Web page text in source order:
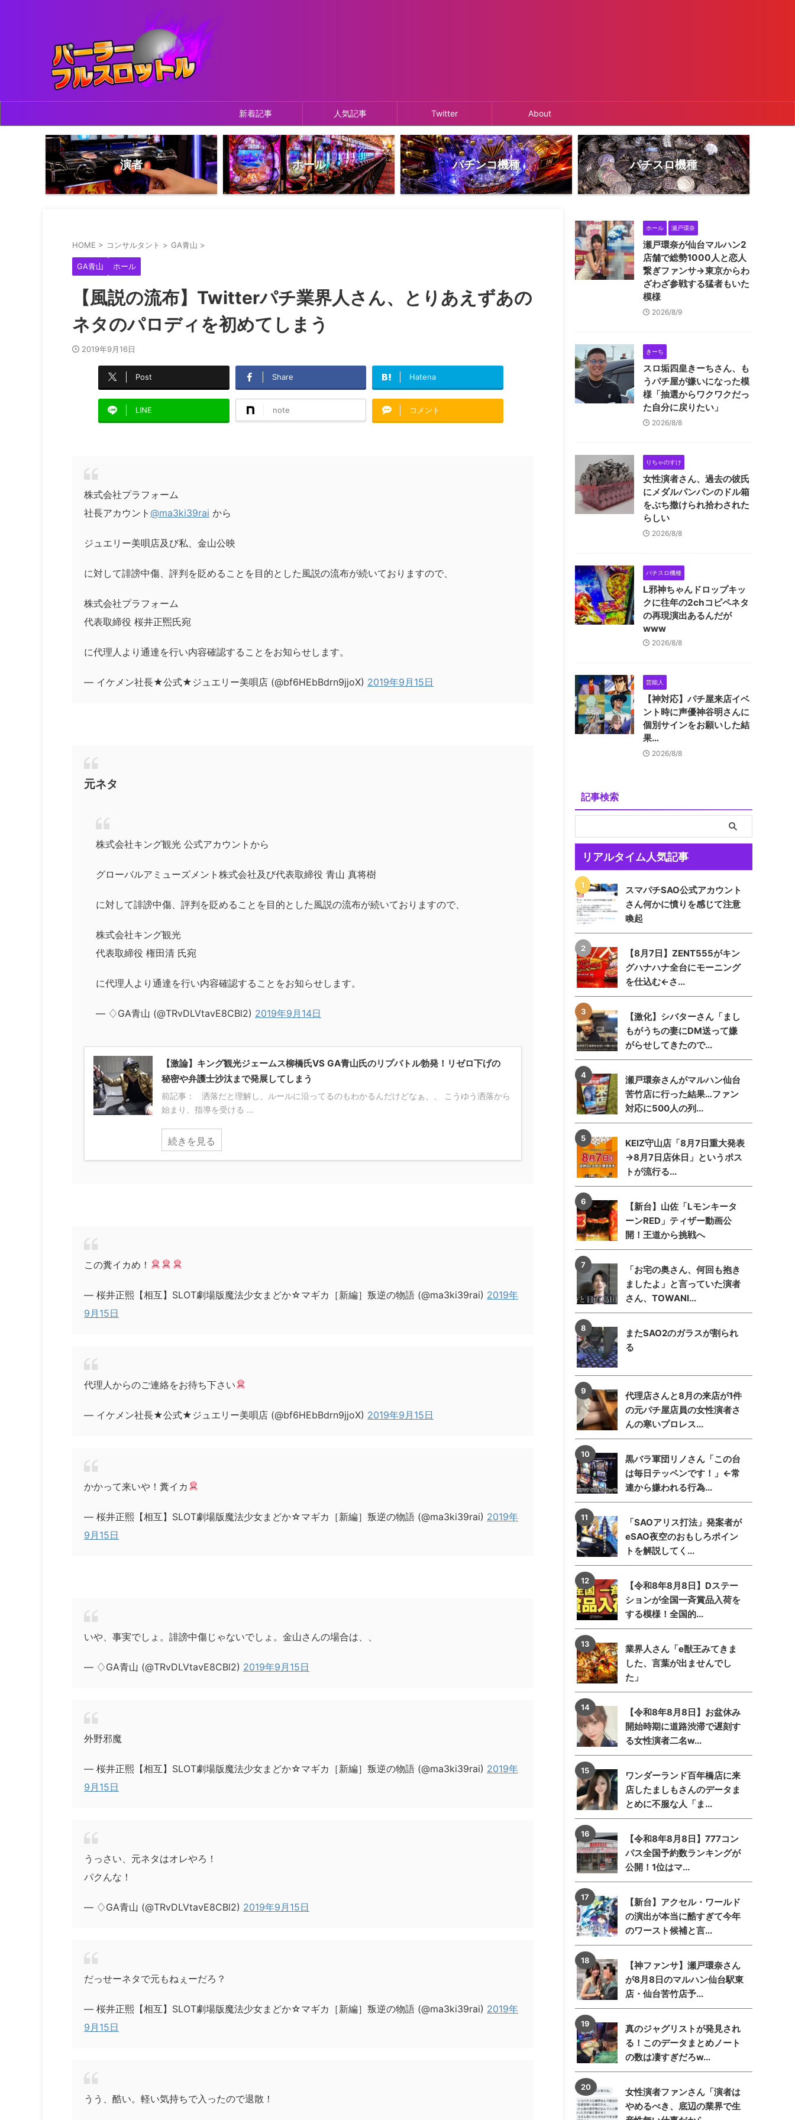
新着記事 人気記事 Twitter About
演者 ホール パチンコ機種 パチスロ機種
HOME > コンサルタント > GA青山 >
GA青山 ホール
【風説の流布】Twitterパチ業界人さん、とりあえずあの
ネタのパロディを初めてしまう
2019年9月16日
Post Share Hatena
LINE note コメント
株式会社プラフォーム
社長アカウント @ma3ki39rai から
ジュエリー美唄店及び私、金山公映
に対して誹謗中傷、評判を貶めることを目的とした風説の流布が続いておりますので、
株式会社プラフォーム
代表取締役 桜井正煕氏宛
に代理人より通達を行い内容確認することをお知らせします。
— イケメン社長★公式★ジュエリー美唄店 (@bf6HEbBdrn9jjoX) 2019年9月15日
元ネタ
株式会社キング観光 公式アカウントから
グローバルアミューズメント株式会社及び代表取締役 青山 真将樹
に対して誹謗中傷、評判を貶めることを目的とした風説の流布が続いておりますので、
株式会社キング観光
代表取締役 権田清 氏宛
に代理人より通達を行い内容確認することをお知らせします。
— ♢GA青山 (@TRvDLVtavE8CBl2) 2019年9月14日
【激論】キング観光ジェームス柳橋氏VS GA青山氏のリプバトル勃発！リゼロ下げの
秘密や弁護士沙汰まで発展してしまう
前記事： 洒落だと理解し、ルールに沿ってるのもわかるんだけどなぁ、、 こうゆう洒落から
始まり、指導を受ける ...
続きを見る
この糞イカめ！
— 桜井正熙【相互】SLOT劇場版魔法少女まどか☆マギカ［新編］叛逆の物語 (@ma3ki39rai) 2019年
9月15日
代理人からのご連絡をお待ち下さい
— イケメン社長★公式★ジュエリー美唄店 (@bf6HEbBdrn9jjoX) 2019年9月15日
かかって来いや！糞イカ
— 桜井正熙【相互】SLOT劇場版魔法少女まどか☆マギカ［新編］叛逆の物語 (@ma3ki39rai) 2019年
9月15日
いや、事実でしょ。誹謗中傷じゃないでしょ。金山さんの場合は、、
— ♢GA青山 (@TRvDLVtavE8CBl2) 2019年9月15日
外野邪魔
— 桜井正熙【相互】SLOT劇場版魔法少女まどか☆マギカ［新編］叛逆の物語 (@ma3ki39rai) 2019年
9月15日
うっさい、元ネタはオレやろ！
パクんな！
— ♢GA青山 (@TRvDLVtavE8CBl2) 2019年9月15日
だっせーネタで元もねぇーだろ？
— 桜井正熙【相互】SLOT劇場版魔法少女まどか☆マギカ［新編］叛逆の物語 (@ma3ki39rai) 2019年
9月15日
うう、酷い。軽い気持ちで入ったので退散！
ホール 瀬戸環奈
瀬戸環奈が仙台マルハン2
店舗で総勢1000人と恋人
繋ぎファンサ→東京からわ
ざわざ参戦する猛者もいた
模様
2026/8/9
きーち
スロ垢四皇きーちさん、も
うパチ屋が嫌いになった模
様「抽選からワクワクだっ
た自分に戻りたい」
2026/8/8
りちゃのすけ
女性演者さん、過去の彼氏
にメダルパンパンのドル箱
をぶち撒けられ拾わされた
らしい
2026/8/8
パチスロ機種
L邪神ちゃんドロップキッ
クに往年の2chコピペネタ
の再現演出あるんだが
www
2026/8/8
芸能人
【神対応】パチ屋来店イベ
ント時に声優神谷明さんに
個別サインをお願いした結
果…
2026/8/8
記事検索
リアルタイム人気記事
スマパチSAO公式アカウント
さん何かに憤りを感じて注意
喚起
【8月7日】ZENT555がキン
グハナハナ全台にモーニング
を仕込む←さ...
【激化】シバターさん「まし
もがうちの妻にDM送って嫌
がらせしてきたので...
瀬戸環奈さんがマルハン仙台
苦竹店に行った結果…ファン
対応に500人の列...
KEIZ守山店「8月7日重大発表
→8月7日店休日」というポス
トが流行る...
【新台】山佐「Lモンキータ
ーンRED」ティザー動画公
開！王道から挑戦へ
「お宅の奥さん、何回も抱き
ましたよ」と言っていた演者
さん、TOWANI...
またSAO2のガラスが割られ
る
代理店さんと8月の来店が1件
の元パチ屋店員の女性演者さ
んの寒いプロレス...
黒バラ軍団リノさん「この台
は毎日テッペンです！」←常
連から嫌われる行為...
「SAOアリス打法」発案者が
eSAO夜空のおもしろポイン
トを解説してく...
【令和8年8月8日】Dステー
ションが全国一斉賞品入荷を
する模様！全国的...
業界人さん「e獣王みてきま
した、言葉が出ませんでし
た」
【令和8年8月8日】お盆休み
開始時期に道路渋滞で遅刻す
る女性演者二名w...
ワンダーランド百年橋店に来
店したましもさんのデータま
とめに不服な人「ま...
【令和8年8月8日】777コン
パス全国予約数ランキングが
公開！1位はマ...
【新台】アクセル・ワールド
の演出が本当に酷すぎて今年
のワースト候補と言...
【神ファンサ】瀬戸環奈さん
が8月8日のマルハン仙台駅東
店・仙台苦竹店予...
真のジャグリストが発見され
る！このデータまとめノート
の数は凄すぎだろw...
女性演者ファンさん「演者は
やめるべき、底辺の業界で生